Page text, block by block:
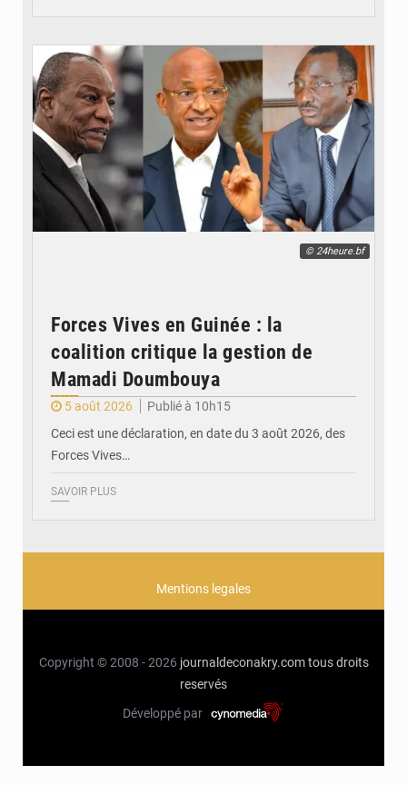
© 24heure.bf
Forces Vives en Guinée : la
coalition critique la gestion de
Mamadi Doumbouya
5 août 2026
Publié à 10h15
Ceci est une déclaration, en date du 3 août 2026, des
Forces Vives…
SAVOIR PLUS
Mentions legales
Copyright © 2008 - 2026 journaldeconakry.com tous droits
reservés
Développé par